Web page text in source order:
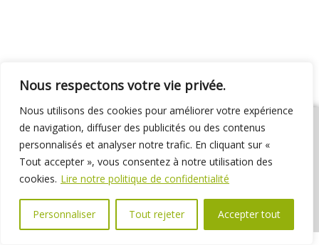
Nous respectons votre vie privée.
Nous utilisons des cookies pour améliorer votre expérience
de navigation, diffuser des publicités ou des contenus
personnalisés et analyser notre trafic. En cliquant sur «
Tout accepter », vous consentez à notre utilisation des
cookies. Lire notre politique de confidentialité
Personnaliser Tout rejeter Accepter tout
01 69 31 72 10 01 69 31 37 31
Nous contacter
Espace élus
Marchés publics Délibérations